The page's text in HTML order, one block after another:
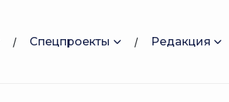
Спецпроекты Редакция